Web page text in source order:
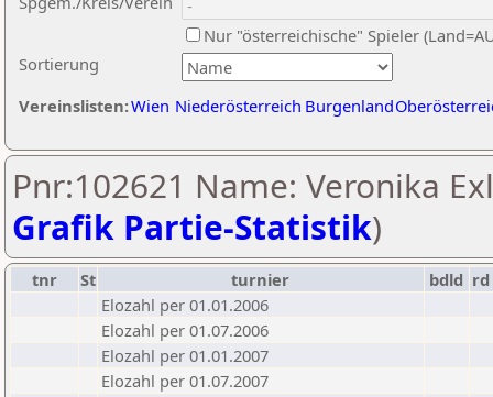
Sortierung
Nur "österreichische" Spieler
Vereinslisten:Wien Niederösterreich Burgenland
Pnr:102621 Name: Veronika
Grafik Partie-Statistik)
tnr St turnier bdld rd
Elozahl per 01.01.2006
Elozahl per 01.07.2006
Elozahl per 01.01.2007
Elozahl per 01.07.2007